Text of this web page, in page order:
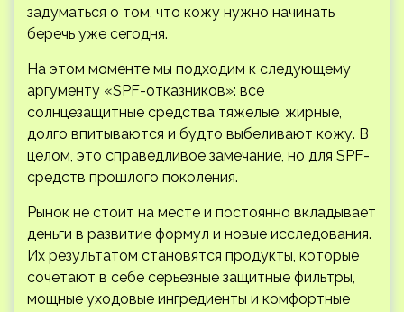
задуматься о том, что кожу нужно начинать
беречь уже сегодня.
На этом моменте мы подходим к следующему
аргументу «SPF-отказников»: все
солнцезащитные средства тяжелые, жирные,
долго впитываются и будто выбеливают кожу. В
целом, это справедливое замечание, но для SPF-
средств прошлого поколения.
Рынок не стоит на месте и постоянно вкладывает
деньги в развитие формул и новые исследования.
Их результатом становятся продукты, которые
сочетают в себе серьезные защитные фильтры,
мощные уходовые ингредиенты и комфортные